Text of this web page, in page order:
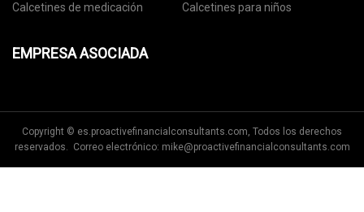
Calcetines de medicación
Calcetines para niños
EMPRESA ASOCIADA
Copyright © es.proactivefinancialconsultants.com, Todos los derechos
reservados. Correo electrónico: mike@proactivefinancialconsultants.com